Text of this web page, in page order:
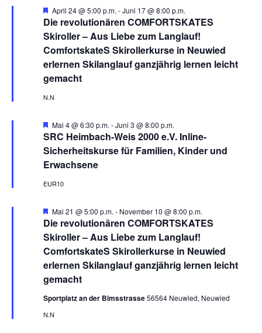
Die revolutionären COMFORTSKATES
Skiroller – Aus Liebe zum Langlauf!
ComfortskateS Skirollerkurse in Neuwied
erlernen Skilanglauf ganzjährig lernen leicht
gemacht
H
e
r
v
o
r
g
e
h
o
b
n
April 24 @ 5:00 p.m. -Juni 17 @ 8:00 p.m.
N.N
SRC Heimbach-Weis 2000 e.V. Inline-
Sicherheitskurse für Familien, Kinder und
Erwachsene
H
e
r
v
o
r
g
e
o
b
e
n
Mai 4 @ 6:30 p.m. -Juni 3 @ 8:00 p.m.
EUR10
Die revolutionären COMFORTSKATES
Skiroller – Aus Liebe zum Langlauf!
ComfortskateS Skirollerkurse in Neuwied
erlernen Skilanglauf ganzjährig lernen leicht
gemacht
H
e
r
v
o
r
g
e
h
o
b
e
Mai 21 @ 5:00 p.m. - November 10 @ 8:00 p.m.
Sportplatz an der Bimsstrasse56564 Neuwied, Neuwied
N.N